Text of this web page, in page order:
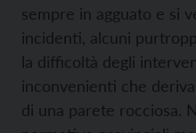
sempre in agguato e si
incidenti, alcuni
la difficoltà degli
inconvenienti che
di una parete rocciosa.